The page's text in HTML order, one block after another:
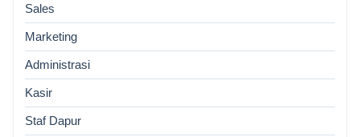
Sales
Marketing
Administrasi
Kasir
Staf Dapur